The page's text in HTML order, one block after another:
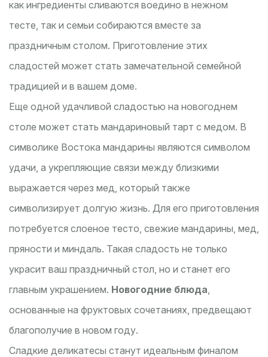
как ингредиенты сливаются воедино в нежном
тесте, так и семьи собираются вместе за
праздничным столом. Приготовление этих
сладостей может стать замечательной семейной
традицией и в вашем доме.
Еще одной удачливой сладостью на новогоднем
столе может стать мандариновый тарт с медом. В
символике Востока мандарины являются символом
удачи, а укрепляющие связи между близкими
выражается через мед, который также
символизирует долгую жизнь. Для его приготовления
потребуется слоеное тесто, свежие мандарины, мед,
пряности и миндаль. Такая сладость не только
украсит ваш праздничный стол, но и станет его
главным украшением. Новогодние блюда
основанные на фруктовых сочетаниях, предвещают
благополучие в новом году.
Сладкие деликатесы станут идеальным финалом